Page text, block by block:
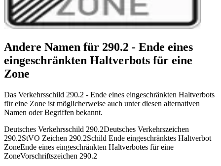
Andere Namen für 290.2 - Ende eines
eingeschränkten Haltverbots für eine
Zone
Das Verkehrsschild 290.2 - Ende eines eingeschränkten Haltverbots
für eine Zone ist möglicherweise auch unter diesen alternativen
Namen oder Begriffen bekannt.
Deutsches Verkehrsschild 290.2Deutsches Verkehrszeichen
290.2StVO Zeichen 290.2Schild Ende eingeschränktes Haltverbot
ZoneEnde eines eingeschränkten Haltverbotes für eine
ZoneVorschriftszeichen 290.2